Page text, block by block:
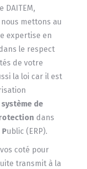
DAITEM,
mettons au
expertise en
le respect
de votre
la loi car il est
système de
dans
Public (ERP).
coté pour
transmit à la